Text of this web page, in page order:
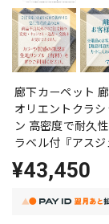
廊下カーペット
オリエントクラ
ン 高密度で耐久
ラベル付『アスジ
¥43,450